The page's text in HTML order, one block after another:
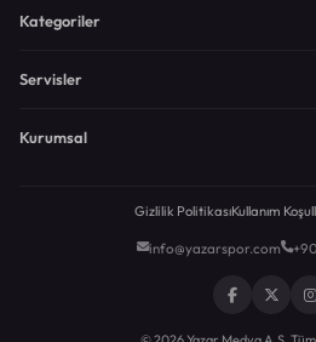
Kategoriler
Servisler
Kurumsal
Gizlilik PolitikasıKullanım
info@yazarspor.com